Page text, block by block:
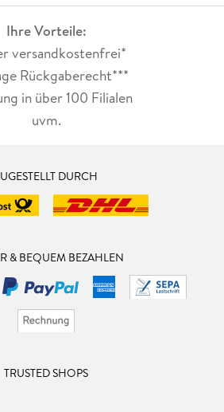
Ihre Vorteile:
versandkostenfrei*
Rückgaberecht***
in über 100 Filialen
uvm.
DURCH
& BEQUEM BEZAHLEN
TRUSTED SHOPS